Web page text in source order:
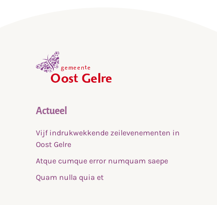
Actueel
Vijf indrukwekkende zeilevenementen in
Oost Gelre
Atque cumque error numquam saepe
Quam nulla quia et